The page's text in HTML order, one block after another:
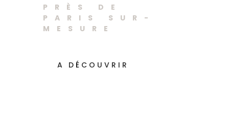
PRÈS DE
PARIS SUR-
MESURE
A DÉCOUVRIR